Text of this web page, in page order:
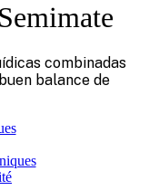
combinadas
balance de